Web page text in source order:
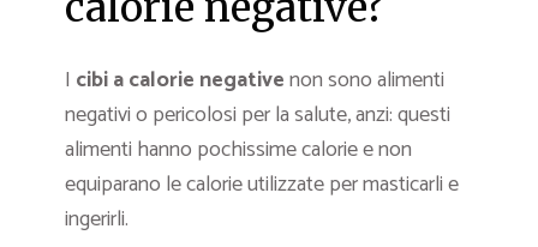
I cibi a calorie negativenon sono alimenti
negativi o pericolosi per la salute, anzi: questi
alimenti hanno pochissime calorie e non
equiparano le calorie utilizzate per masticarli e
ingerirli.